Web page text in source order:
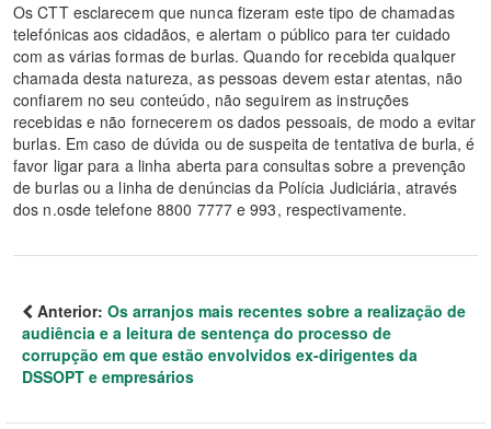
Os CTT esclarecem que nunca fizeram este tipo de chamadas
telefónicas aos cidadãos, e alertam o público para ter cuidado
com as várias formas de burlas. Quando for recebida qualquer
chamada desta natureza, as pessoas devem estar atentas, não
confiarem no seu conteúdo, não seguirem as instruções
recebidas e não fornecerem os dados pessoais, de modo a evitar
burlas. Em caso de dúvida ou de suspeita de tentativa de burla, é
favor ligar para a linha aberta para consultas sobre a prevenção
de burlas ou a linha de denúncias da Polícia Judiciária, através
dos n.osde telefone 8800 7777 e 993, respectivamente.
Anterior: Os arranjos mais recentes sobre a realização de
audiência e a leitura de sentença do processo de
corrupção em que estão envolvidos ex-dirigentes da
DSSOPT e empresários